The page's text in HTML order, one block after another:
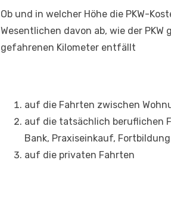
Ob und in welcher Höhe die PKW-
Wesentlichen davon ab, wie der
gefahrenen Kilometer entfällt
auf die Fahrten zwischen
auf die tatsächlich beruflichen
Bank, Praxiseinkauf,
auf die privaten Fahrten